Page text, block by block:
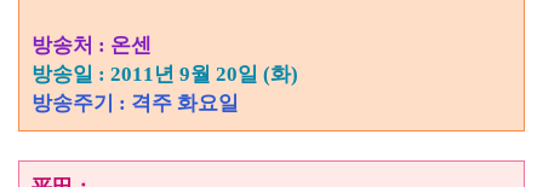
방송처 : 온센
방송일 : 2011년 9월 20일 (화)
방송주기 : 격주 화요일